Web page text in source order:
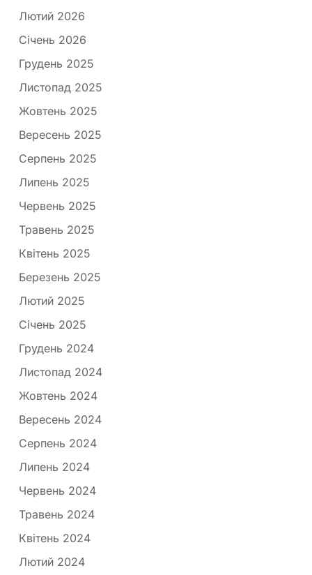
Лютий 2026
Січень 2026
Грудень 2025
Листопад 2025
Жовтень 2025
Вересень 2025
Серпень 2025
Липень 2025
Червень 2025
Травень 2025
Квітень 2025
Березень 2025
Лютий 2025
Січень 2025
Грудень 2024
Листопад 2024
Жовтень 2024
Вересень 2024
Серпень 2024
Липень 2024
Червень 2024
Травень 2024
Квітень 2024
Лютий 2024